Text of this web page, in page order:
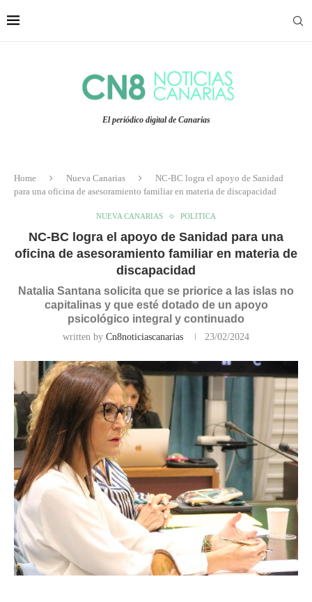
El periódico digital de Canarias
Home Nueva Canarias
NC-BC logra el apoyo de Sanidad
para una oficina de asesoramiento familiar en materia de discapacidad
NUEVA CANARIAS POLÍTICA
NC-BC logra el apoyo de Sanidad para una
oficina de asesoramiento familiar en materia de
discapacidad
Natalia Santana solicita que se priorice a las islas no
capitalinas y que esté dotado de un apoyo
psicológico integral y continuado
written by Cn8noticiascanarias 23/02/2024